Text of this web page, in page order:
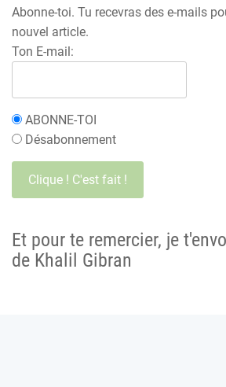
Abonne-toi. Tu recevras des e-mails
nouvel article.
Ton E-mail:
ABONNE-TOI
Désabonnement
Et pour te remercier, je
de Khalil Gibran